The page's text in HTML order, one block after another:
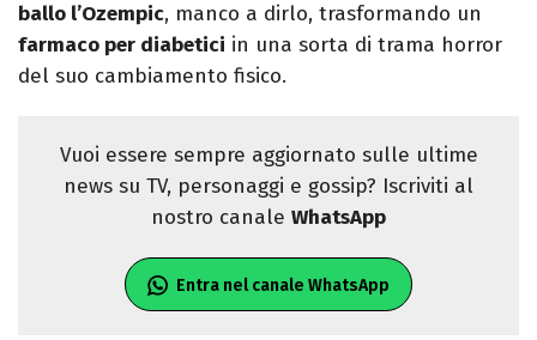
ballo l’Ozempic, manco a dirlo, trasformando un
farmaco per diabetici in una sorta di trama horror
del suo cambiamento fisico.
Vuoi essere sempre aggiornato sulle ultime
news su TV, personaggi e gossip? Iscriviti al
nostro canale WhatsApp
Entra nel canale WhatsApp